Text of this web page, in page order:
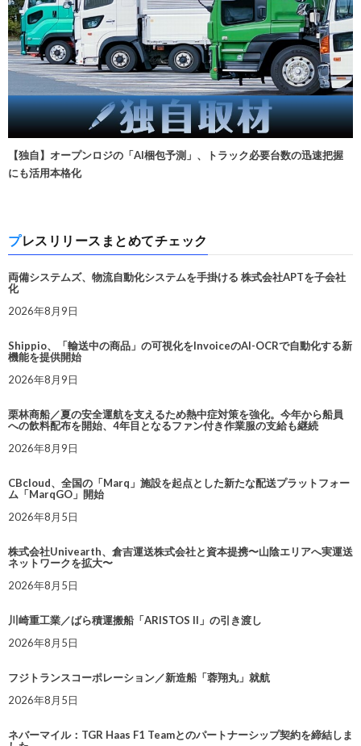
【独自】オープンロジの「AI梱包予測」、トラック必要台数の迅速把握
にも活用本格化
プレスリリースまとめてチェック
両備システムズ、物流自動化システムを手掛ける 株式会社APTを子会社
化
2026年8月9日
Shippio、「輸送中の商品」の可視化をInvoiceのAI-OCRで自動化する新
機能を提供開始
2026年8月9日
栗林商船／夏の安全運航を支えるため熱中症対策を強化。今年から船員
への飲料配布を開始、4年目となるファン付き作業服の支給も継続
2026年8月9日
CBcloud、全国の「Marq」施設を起点とした新たな配送プラットフォー
ム「MarqGO」開始
2026年8月5日
株式会社Univearth、倉吉運送株式会社と資本提携〜山陰エリアへ実運送
ネットワークを拡大〜
2026年8月5日
川崎重工業／ばら積運搬船「ARISTOS II」の引き渡し
2026年8月5日
フジトランスコーポレーション／新造船「蓉翔丸」就航
2026年8月5日
ネバーマイル：TGR Haas F1 Teamとのパートナーシップ契約を締結しま